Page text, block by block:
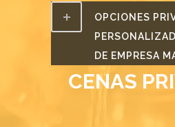
OPCIONES
DE EMPRESA
CENAS